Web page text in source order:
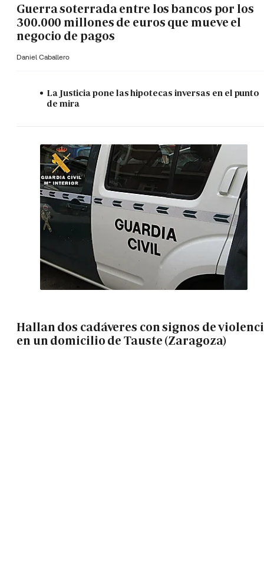
Guerra soterrada entre los bancos por los
300.000 millones de euros que mueve el
negocio de pagos
Daniel Caballero
La Justicia pone las hipotecas inversas en el punto
de mira
Hallan dos cadáveres con signos de
en un domicilio de Tauste (Zaragoza)